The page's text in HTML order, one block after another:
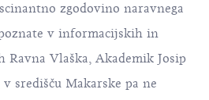
zgodovino naravnega
v informacijskih in
Vlaška, Akademik Josip
središču Makarske pa ne